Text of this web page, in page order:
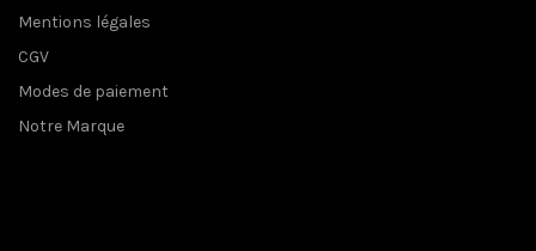
Mentions légales
CGV
Modes de paiement
Notre Marque